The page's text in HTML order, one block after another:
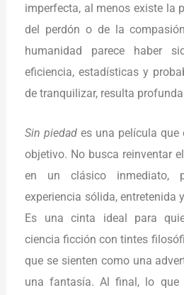
imperfecta, al menos existe la
del perdón o de la
humanidad parece haber
eficiencia, estadísticas y
de tranquilizar, resulta
Sin piedad es una película que
objetivo. No busca reinventar
en un clásico inmediato,
experiencia sólida, entretenida
Es una cinta ideal para
ciencia ficción con tintes
que se sienten como una
una fantasía. Al final, lo